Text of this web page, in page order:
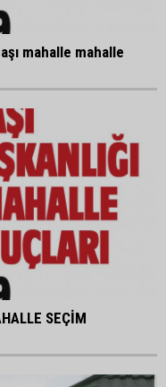
mahalle mahalle
SEÇİM